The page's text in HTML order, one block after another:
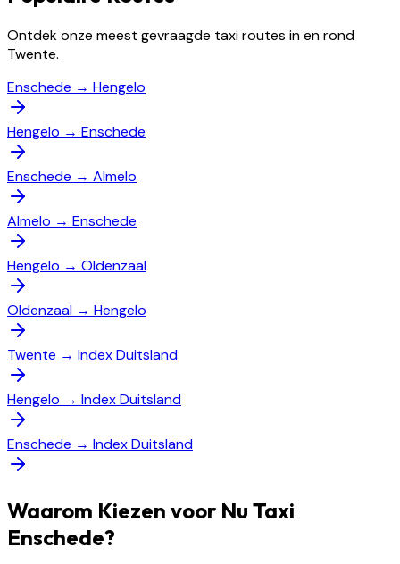
Ontdek onze meest gevraagde taxi routes in en rond
Twente.
Enschede → Hengelo
Hengelo → Enschede
Enschede → Almelo
Almelo → Enschede
Hengelo → Oldenzaal
Oldenzaal → Hengelo
Twente → Index Duitsland
Hengelo → Index Duitsland
Enschede → Index Duitsland
Waarom Kiezen voor Nu Taxi
Enschede?